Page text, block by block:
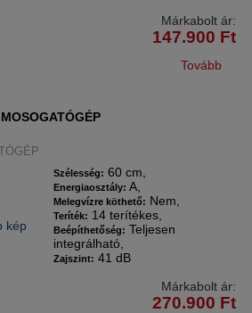
Márkabolt ár:
147.900 Ft
Tovább
Szélesség: 60 cm,
Energiaosztály: A,
Melegvízre köthető: Nem,
Teríték: 14 terítékes,
Beépíthetőség: Teljesen
integrálható,
Zajszint: 41 dB
Márkabolt ár:
270.900 Ft